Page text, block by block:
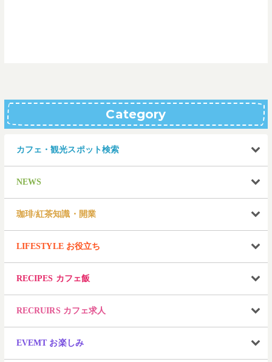
Category
カフェ・観光スポット検索
NEWS
珈琲/紅茶知識・開業
LIFESTYLE お役立ち
RECIPES カフェ飯
RECRUIRS カフェ求人
EVEMT お楽しみ